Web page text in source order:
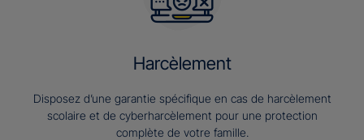
Harcèlement
Disposez d’une garantie spécifique en cas de harcèlement
scolaire et de cyberharcèlement pour une protection
complète de votre famille.